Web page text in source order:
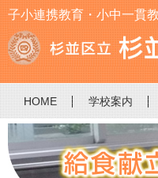
子小連携教育・小中一貫
HOME 学校案内